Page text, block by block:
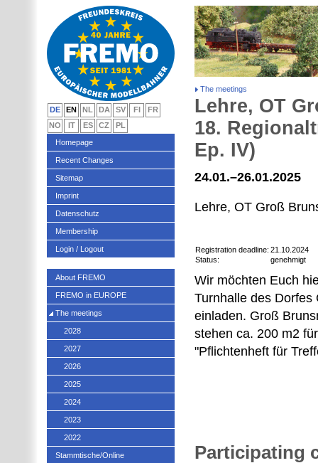
The meetings
Lehre, OT
18.
Ep. IV)
24.01.–26.01.2025
Lehre, OT Groß
Registration deadline: 21.10.2024
Status:
genehmigt
Wir möchten Euch
Turnhalle des
einladen. Groß
stehen ca. 200 m2
"Pflichtenheft für
Participating
DE EN NL DA SV FI
FR
NO
IT ES CZ
PL
Homepage
Recent Changes
Sitemap
Imprint
Datenschutz
Membership
Login / Logout
About FREMO
FREMO in EUROPE
The meetings
2028
2027
2026
2025
2024
2023
2022
Stammtische/Online